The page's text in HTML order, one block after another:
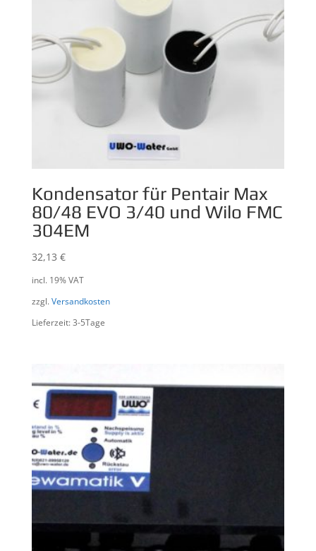
Kondensator für Pentair Max
80/48 EVO 3/40 und Wilo FMC
304EM
32,13 €
incl. 19% VAT
zzgl. Versandkosten
Lieferzeit: 3-5Tage